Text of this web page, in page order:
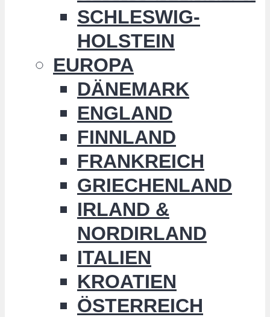
SCHLESWIG-
HOLSTEIN
EUROPA
DÄNEMARK
ENGLAND
FINNLAND
FRANKREICH
GRIECHENLAND
IRLAND &
NORDIRLAND
ITALIEN
KROATIEN
ÖSTERREICH